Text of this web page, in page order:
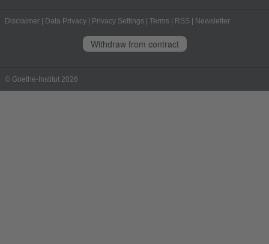
Disclaimer Data Privacy Privacy Settings Terms RSS Newsletter
Withdraw from contract
© Goethe-Institut 2026